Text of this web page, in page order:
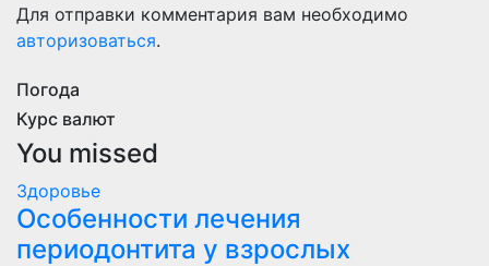
Для отправки комментария вам необходимо
авторизоваться.
Погода
Курс валют
You missed
Здоровье
Особенности лечения
периодонтита у взрослых